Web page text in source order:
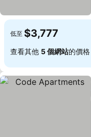
低至 $3,777
查看其他 5 個網站的價格